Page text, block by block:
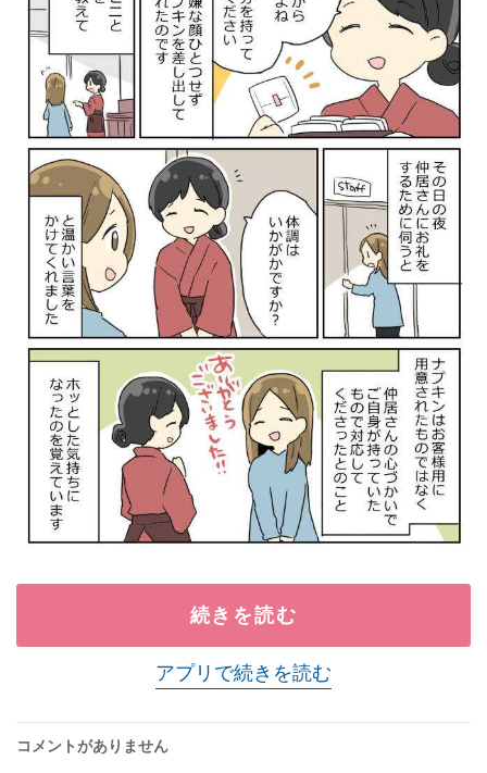
続きを読む
アプリで続きを読む
コメントがありません